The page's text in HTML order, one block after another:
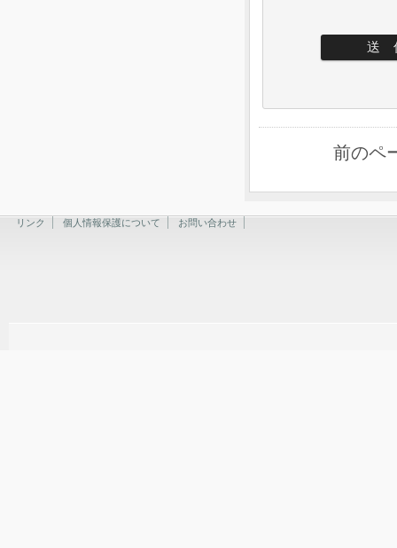
前のペ
リンク 個人情報保護について お問い合わせ